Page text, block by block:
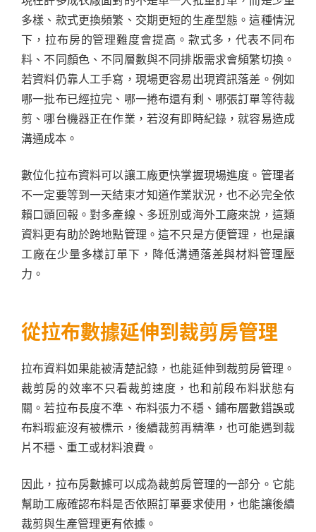
多樣、款式更換頻繁、交期更短的生產型態。這種情況
下，拉布房的管理難度會提高。款式多，代表不同布
料、不同顏色、不同層數與不同排版需求會頻繁切換。
若資料仍靠人工手寫，現場更容易出現資訊落差。例如
哪一批布已經拉完、哪一捲布還有剩、哪張訂單等待裁
剪、哪台機器正在作業，若沒有即時紀錄，就容易造成
溝通成本。
數位化拉布資料可以讓工廠更快掌握現場進度。管理者
不一定要等到一天結束才知道作業狀況，也不必完全依
賴口頭回報。對多產線、多班別或海外工廠來說，這類
資料更有助於跨地點管理。這不只是方便管理，也是讓
工廠在少量多樣訂單下，降低溝通落差與材料管理壓
力。
從拉布數據延伸到裁剪房管理
拉布資料如果能被清楚記錄，也能延伸到裁剪房管理。
裁剪房的效率不只看裁剪速度，也和前段布料狀態有
關。若拉布長度不準、布料張力不穩、鋪布層數錯誤或
布料瑕疵沒有被標示，後續裁剪再精準，也可能遇到裁
片不穩、重工或材料浪費。
因此，拉布房數據可以成為裁剪房管理的一部分。它能
幫助工廠確認布料是否依照訂單要求使用，也能讓後續
裁剪與生產管理更有依據。